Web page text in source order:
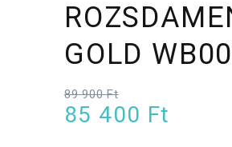
GOLD
89 900 Ft
85 400 Ft